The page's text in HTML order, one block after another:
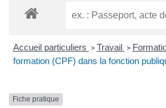
Accueil particuliers > Travail >
formation (CPF) dans la fonction
Fiche pratique